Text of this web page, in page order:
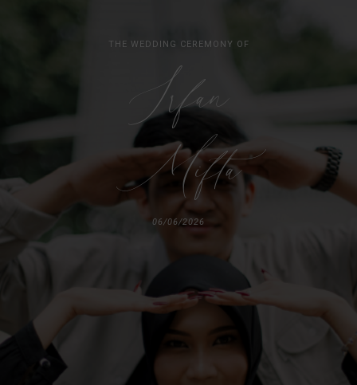
THE WEDDING CEREMONY OF
Irfan
Mifta
06/06/2026